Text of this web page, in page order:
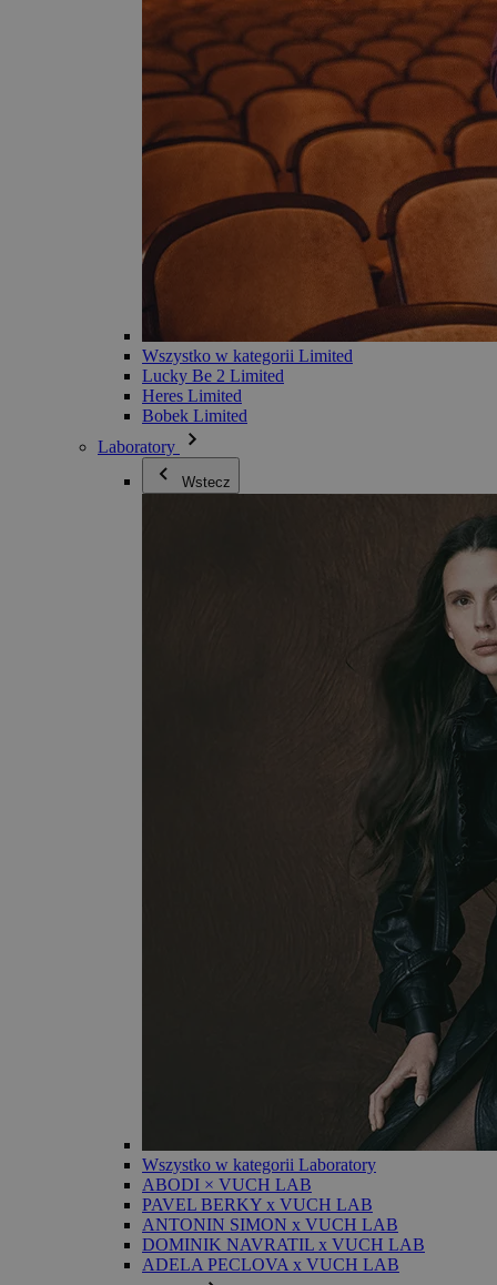
Wszystko w kategorii Limited
Lucky Be 2 Limited
Heres Limited
Bobek Limited
Laboratory
Wstecz
Wszystko w kategorii Laboratory
ABODI × VUCH LAB
PAVEL BERKY x VUCH LAB
ANTONIN SIMON x VUCH LAB
DOMINIK NAVRATIL x VUCH LAB
ADELA PECLOVA x VUCH LAB